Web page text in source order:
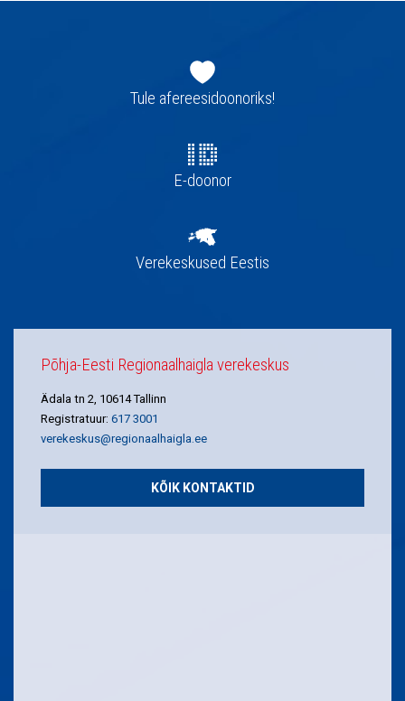
navigatsioonTule afereesidoonoriks!
E-doonor
Verekeskused Eestis
Põhja-Eesti Regionaalhaigla verekeskus
Ädala tn 2, 10614 Tallinn
Registratuur: 617 3001
verekeskus@regionaalhaigla.ee
KÕIK KONTAKTID